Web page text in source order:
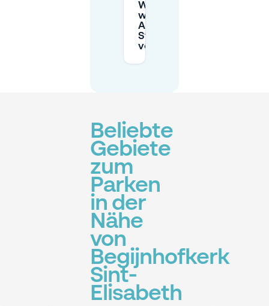
Was soll ich tun,
wenn bei meiner
Ankunft der
Straßenparkplatz
voll ist?
Beliebte
Gebiete
zum
Parken
in der
Nähe
von
Begijnhofkerk
Sint-
Elisabeth